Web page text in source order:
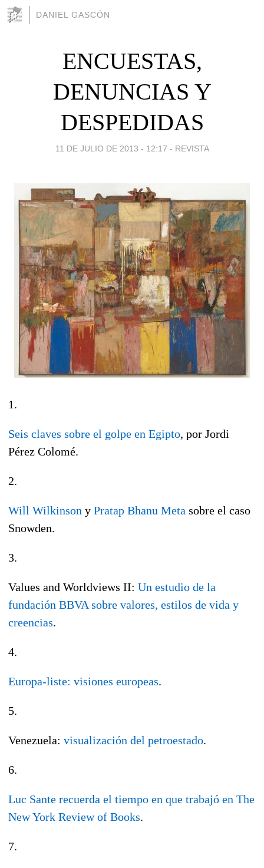
DANIEL GASCÓN
ENCUESTAS,
DENUNCIAS Y
DESPEDIDAS
11 DE JULIO DE 2013 - 12:17 - REVISTA
1.
Seis claves sobre el golpe en Egipto, por Jordi
Pérez Colomé.
2.
Will Wilkinson y Pratap Bhanu Meta sobre el caso
Snowden.
3.
Values and Worldviews II: Un estudio de la
fundación BBVA sobre valores, estilos de vida y
creencias.
4.
Europa-liste: visiones europeas.
5.
Venezuela: visualización del petroestado.
6.
Luc Sante recuerda el tiempo en que trabajó en The
New York Review of Books.
7.